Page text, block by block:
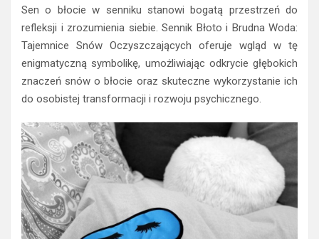
Sen o błocie w senniku stanowi bogatą przestrzeń do
refleksji i zrozumienia siebie. Sennik Błoto i Brudna Woda:
Tajemnice Snów Oczyszczających oferuje wgląd w tę
enigmatyczną symbolikę, umożliwiając odkrycie głębokich
znaczeń snów o błocie oraz skuteczne wykorzystanie ich
do osobistej transformacji i rozwoju psychicznego.